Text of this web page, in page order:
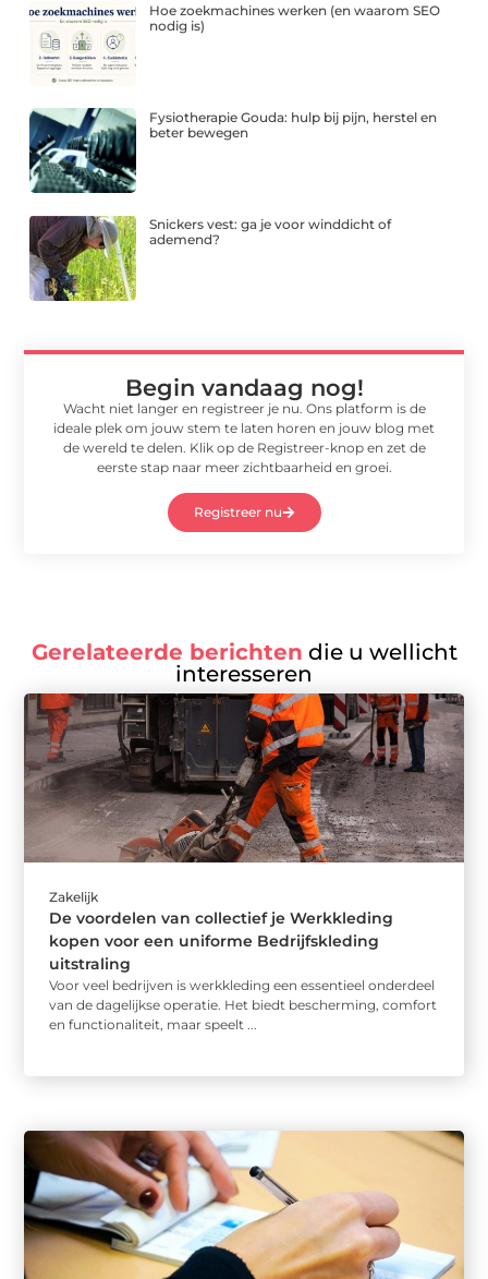
Hoe zoekmachines werken (en waarom SEO
nodig is)
Fysiotherapie Gouda: hulp bij pijn, herstel en
beter bewegen
Snickers vest: ga je voor winddicht of
ademend?
Begin vandaag nog!
Wacht niet langer en registreer je nu. Ons platform is de
ideale plek om jouw stem te laten horen en jouw blog met
de wereld te delen. Klik op de Registreer-knop en zet de
eerste stap naar meer zichtbaarheid en groei.
Registreer nu
Gerelateerde berichten die u wellicht
interesseren
Zakelijk
De voordelen van collectief je Werkkleding
kopen voor een uniforme Bedrijfskleding
uitstraling
Voor veel bedrijven is werkkleding een essentieel onderdeel
van de dagelijkse operatie. Het biedt bescherming, comfort
en functionaliteit, maar speelt ...